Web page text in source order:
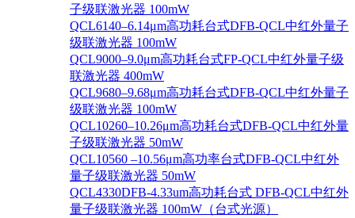
子级联激光器 100mW
QCL6140–6.14μm高功耗台式DFB-QCL中红外量子
级联激光器 100mW
QCL9000–9.0μm高功耗台式FP-QCL中红外量子级
联激光器 400mW
QCL9680–9.68μm高功耗台式DFB-QCL中红外量子
级联激光器 100mW
QCL10260–10.26μm高功耗台式DFB-QCL中红外量
子级联激光器 50mW
QCL10560 –10.56μm高功率台式DFB-QCL中红外
量子级联激光器 50mW
QCL4330DFB-4.33um高功耗台式 DFB-QCL中红外
量子级联激光器 100mW（台式光源）